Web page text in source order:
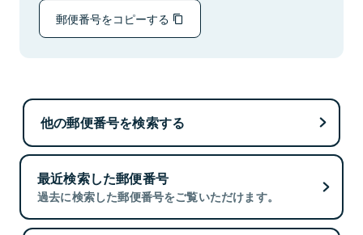
郵便番号をコピーする
他の郵便番号を検索する
最近検索した郵便番号
過去に検索した郵便番号をご覧いただけます。